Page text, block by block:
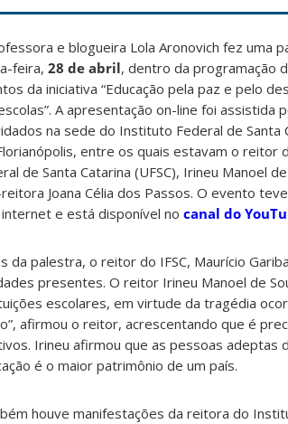
e blogueira Lola Aronovich fez uma
feira, 28 de abril, dentro da programação
da iniciativa “Educação pela paz e pelo
A apresentação on-line foi assistida
na sede do Instituto Federal de Santa
entre os quais estavam o reitor
de Santa Catarina (UFSC), Irineu Manoel
Joana Célia dos Passos. O evento
e está disponível no canal do
da palestra, o reitor do IFSC, Maurício
presentes. O reitor Irineu Manoel de
escolares, em virtude da tragédia
afirmou o reitor, acrescentando que é
Irineu afirmou que as pessoas adeptas
é o maior patrimônio de um país.
houve manifestações da reitora do